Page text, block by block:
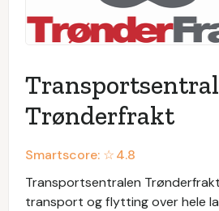
Trønderfrakt
Smartscore: ☆4.8
Transportsentralen
transport og flytting over hele